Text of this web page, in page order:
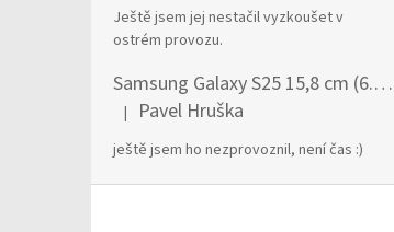
Ještě jsem jej nestačil vyzkoušet v
ostrém provozu.
Samsung Galaxy S25 15,8 cm (6.2") Dual SIM Android 15 5G USB typu C 12 GB 256 GB 4000 mAh Námořnická modrá
Hodnocení produktu je 1 z 5 hvězdiček.
| Pavel Hruška
ještě jsem ho nezprovoznil, není čas :)